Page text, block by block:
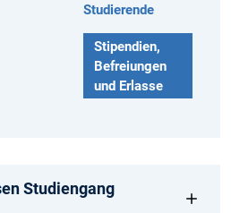
Studierende
Stipendien,
Befreiungen
und Erlasse
Studiengang